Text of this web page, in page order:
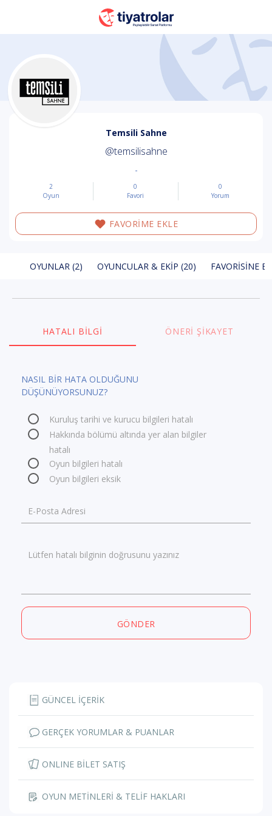
Temsili Sahne
@temsilisahne
-
2
Oyun
0
Favori
0
Yorum
FAVORİME EKLE
OYUNLAR (2) OYUNCULAR & EKIP (20) FAVORISINE
HATALI BILGI ÖNERI ŞIKAYET
NASIL BİR HATA OLDUĞUNU
DÜŞÜNÜYORSUNUZ?
Kuruluş tarihi ve kurucu bilgileri hatalı
Hakkında bölümü altında yer alan bilgiler
hatalı
Oyun bilgileri hatalı
Oyun bilgileri eksik
E-Posta Adresi
Lütfen hatalı bilginin doğrusunu yazınız
GÖNDER
GÜNCEL İÇERİK
GERÇEK YORUMLAR & PUANLAR
ONLINE BİLET SATIŞ
OYUN METİNLERİ & TELİF HAKLARI